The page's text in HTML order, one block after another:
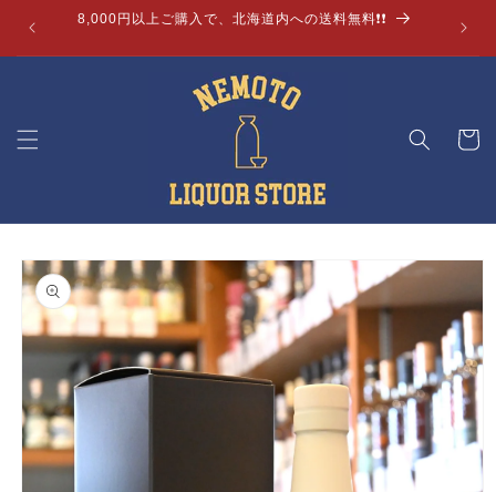
ンツに8,000円以上ご購入で、北海道内への送料無料❗❗
ー
商品情
報にス
キップ